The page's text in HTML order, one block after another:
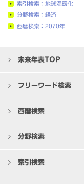
索引検索：地球温暖化
分野検索：経済
西暦検索：2070年
未来年表TOP
フリーワード検索
西暦検索
分野検索
索引検索